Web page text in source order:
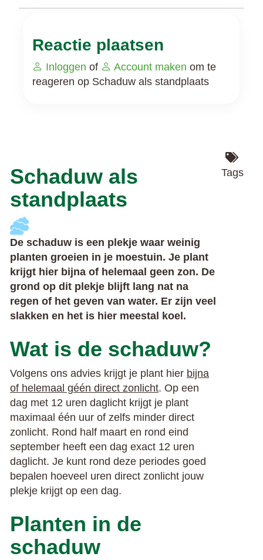
Reactie plaatsen
Inloggen of Account maken om te
reageren op Schaduw als standplaats
Schaduw als
standplaats
De schaduw is een plekje waar weinig
planten groeien in je moestuin. Je plant
krijgt hier bijna of helemaal geen zon. De
grond op dit plekje blijft lang nat na
regen of het geven van water. Er zijn veel
slakken en het is hier meestal koel.
Wat is de schaduw?
Volgens ons advies krijgt je plant hier bijna
of helemaal géén direct zonlicht. Op een
dag met 12 uren daglicht krijgt je plant
maximaal één uur of zelfs minder direct
zonlicht. Rond half maart en rond eind
september heeft een dag exact 12 uren
daglicht. Je kunt rond deze periodes goed
bepalen hoeveel uren direct zonlicht jouw
plekje krijgt op een dag.
Planten in de
schaduw
Tags